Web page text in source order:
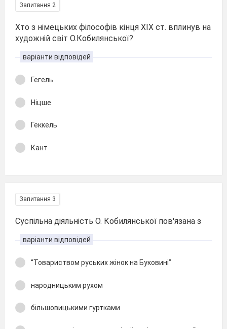
Запитання 2
Хто з німецьких філософів кінця XIX ст. вплинув на
художній світ О.Кобилянської?
варіанти відповідей
Гегель
Ніцше
Геккель
Кант
Запитання 3
Суспільна діяльність О. Кобилянської пов'язана з
варіанти відповідей
“Товариством руських жінок на Буковині”
народницьким рухом
більшовицькими гуртками